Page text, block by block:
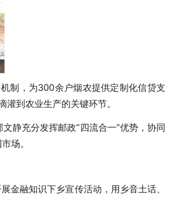
制，为300余户烟农提供定制化信贷支
到农业生产的关键环节。
静充分发挥邮政“四流合一”优势，协同
场。
金融知识下乡宣传活动，用乡音土话、